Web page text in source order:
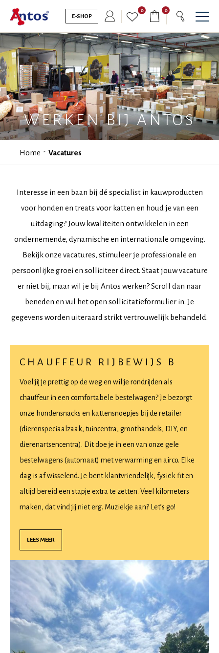
E-SHOP
0 0
WERKEN BIJ ANTOS
Home Vacatures
Interesse in een baan bij dé specialist in kauwproducten
voor honden en treats voor katten en houd je van een
uitdaging? Jouw kwaliteiten ontwikkelen in een
ondernemende, dynamische en internationale omgeving.
Bekijk onze vacatures, stimuleer je professionale en
persoonlijke groei en solliciteer direct. Staat jouw vacature
er niet bij, maar wil je bij Antos werken? Scroll dan naar
beneden en vul het open sollicitatieformulier in. Je
gegevens worden uiteraard strikt vertrouwelijk behandeld.
CHAUFFEUR RIJBEWIJS B
Voel jij je prettig op de weg en wil je rondrijden als
chauffeur in een comfortabele bestelwagen? Je bezorgt
onze hondensnacks en kattensnoepjes bij de retailer
(dierenspeciaalzaak, tuincentra, groothandels, DIY, en
dierenartsencentra). Dit doe je in een van onze gele
bestelwagens (automaat) met verwarming en airco. Elke
dag is af wisselend. Je bent klantvriendelijk, fysiek fit en
altijd bereid een stapje extra te zetten. Veel kilometers
maken, dat vind jij niet erg. Muziekje aan? Let’s go!
LEES MEER